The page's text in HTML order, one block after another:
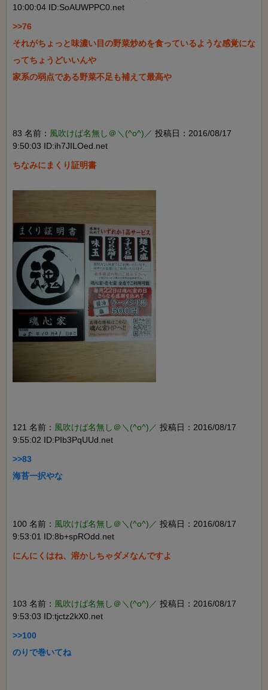
10:00:04 ID:SoAUWPPC0.net
>>76
それがちょっと味濃い目の野菜炒めを食っているような感覚にな
ってちょうどいいんや
家系の弱点である野菜不足も補えて最高や
83 名前： 風吹けば名無し＠＼(^o^)／ 投稿日：2016/08/17
9:50:03 ID:ih7JILOed.net
ちなみにまくり証明書
121 名前： 風吹けば名無し＠＼(^o^)／ 投稿日：2016/08/17
9:55:02 ID:PIb3PqUUd.net
>>83
海苔一択やな
100 名前： 風吹けば名無し＠＼(^o^)／ 投稿日：2016/08/17
9:53:01 ID:8b+spROdd.net
にんにくはね、溶かしちゃダメなんですよ
103 名前： 風吹けば名無し＠＼(^o^)／ 投稿日：2016/08/17
9:53:03 ID:tjctz2kX0.net
>>100
のりで巻いてね